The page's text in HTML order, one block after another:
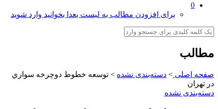
0
برای افزودن مطالب به لیست بعدا بخوانید وارد شوید
مطالب
صفحه اصلی > دسته‌بندی نشده > توسعه خطوط دوچرخه سواري
در تهران
دسته‌بندی نشده